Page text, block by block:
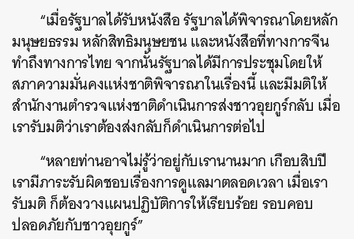
“เมื่อรัฐบาลได้รับหนังสือ รัฐบาลได้พิจารณาโดยหลัก
มนุษยธรรม หลักสิทธิมนุษยชน และหนังสือที่ทางการจีน
ทำถึงทางการไทย จากนั้นรัฐบาลได้มีการประชุมโดยให้
สภาความมั่นคงแห่งชาติพิจารณาในเรื่องนี้ และมีมติให้
สำนักงานตำรวจแห่งชาติดำเนินการส่งชาวอุยกูร์กลับ เมื่อ
เรารับมติว่าเราต้องส่งกลับก็ดำเนินการต่อไป
“หลายท่านอาจไม่รู้ว่าอยู่กับเรานานมาก เกือบสิบปี
เรามีภาระรับผิดชอบเรื่องการดูแลมาตลอดเวลา เมื่อเรา
รับมติ ก็ต้องวางแผนปฏิบัติการให้เรียบร้อย รอบคอบ
ปลอดภัยกับชาวอุยกูร์”